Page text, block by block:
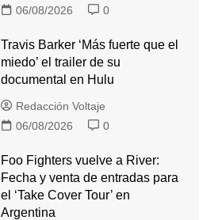
06/08/2026
0
Travis Barker ‘Más fuerte que el
miedo’ el trailer de su
documental en Hulu
Redacción Voltaje
06/08/2026
0
Foo Fighters vuelve a River:
Fecha y venta de entradas para
el ‘Take Cover Tour’ en
Argentina